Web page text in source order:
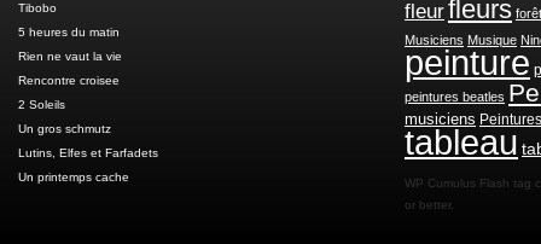
Tibobo
5 heures du matin
Rien ne vaut la vie
Rencontre croisee
2 Soleils
Un gros schmutz
Lutins, Elfes et Farfadets
Un printemps cache
fleurfleurs forêt
Musiciens Musique
peinture
peintures beatles
musiciens
tableau
WP Cumulus Flash tag
or better.